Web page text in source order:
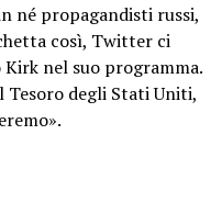
né propagandisti russi,
così, Twitter ci
nel suo programma.
Tesoro degli Stati Uniti,